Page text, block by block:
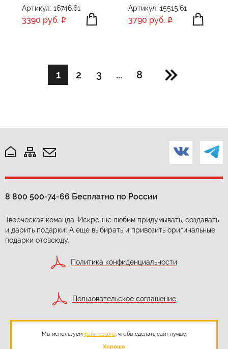
Артикул: 16746.61
3390 руб.
Артикул: 15515.61
3790 руб.
1 2 3 ... 8
8 800 500-74-66 Бесплатно по России
Творческая команда. Искренне любим придумывать, создавать
и дарить подарки! А еще выбирать и привозить оригинальные
подарки отовсюду.
Политика конфиденциальности
Пользовательское соглашение
Согласие на обработку персональных данных
Мы используем файл cookie, чтобы сделать сайт лучше.
Хорошо